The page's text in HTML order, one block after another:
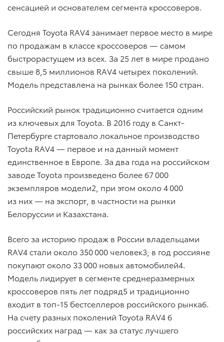
сенсацией и основателем сегмента кроссоверов.
Сегодня Toyota RAV4 занимает первое место в мире
по продажам в классе кроссоверов — самом
быстрорастущем из всех. За 25 лет в мире продано
свыше 8,5 миллионов RAV4 четырех поколений.
Модель представлена на рынках более 150 стран.
Российский рынок традиционно считается одним
из ключевых для Toyota. В 2016 году в Санкт-
Петербурге стартовало локальное производство
Toyota RAV4 — первое и на данный момент
единственное в Европе. За два года на российском
заводе Toyota произведено более 67 000
экземпляров модели2, при этом около 4 000
из них — на экспорт, в частности на рынки
Белоруссии и Казахстана.
Всего за историю продаж в России владельцами
RAV4 стали около 350 000 человек3; в год россияне
покупают около 33 000 новых автомобилей4.
Модель лидирует в сегменте среднеразмерных
кроссоверов пять лет подряд5 и традиционно
входит в топ-15 бестселлеров российского рынка6.
На счету разных поколений Toyota RAV4 6
российских наград — как за статус лучшего